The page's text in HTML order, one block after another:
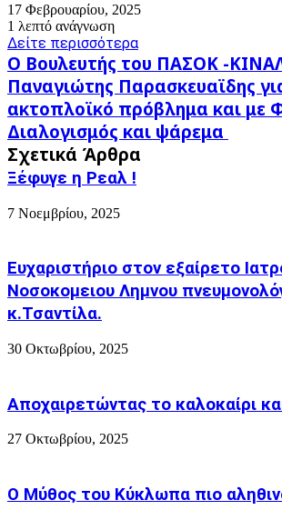
17 Φεβρουαρίου, 2025
1 λεπτό ανάγνωση
Δείτε περισσότερα
Ο
Βουλευτής
του
ΠΑΣΟΚ
-ΚΙΝΑΛ,
Παναγιώτης
Παρασκευαϊδης
για
ακτοπλοϊκό
με
Φωτογραφια
Ο Βουλευτής του ΠΑΣΟΚ -
Παναγιώτης Παρασκευαϊδης
ακτοπλοϊκό πρόβλημα και με
Διαλογισμός
και
ψάρεμα
Διαλογισμός και ψάρεμα
Σχετικά Άρθρα
Ξέφυγε η Ρεαλ !
7 Νοεμβρίου, 2025
Ευχαριστήριο στον εξαίρετο
Νοσοκομειου Λημνου
κ.Τσαντίλα.
30 Οκτωβρίου, 2025
Αποχαιρετώντας το καλοκαίρι
27 Οκτωβρίου, 2025
Ο Μύθος του Κύκλωπα πιο